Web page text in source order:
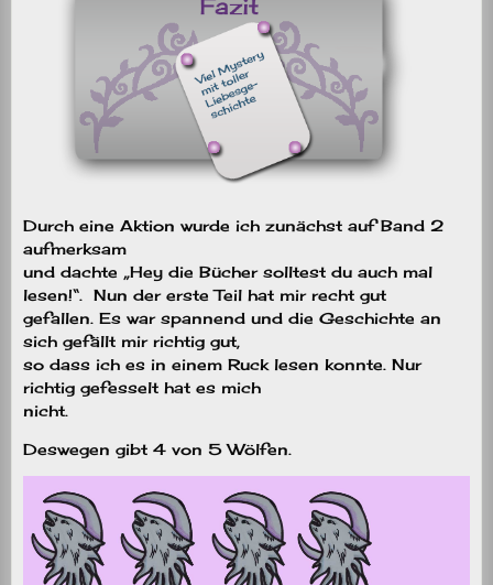
Durch eine Aktion wurde ich zunächst auf Band 2
aufmerksam
und dachte „Hey die Bücher solltest du auch mal
lesen!“.
Nun der erste Teil hat mir recht gut
gefallen. Es war spannend und die Geschichte an
sich gefällt mir richtig gut,
so dass ich es in einem Ruck lesen konnte. Nur
richtig gefesselt hat es mich
nicht.
Deswegen gibt 4 von 5 Wölfen.